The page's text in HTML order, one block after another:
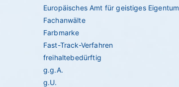
Europäisches Amt für geistiges Eigentum
Fachanwälte
Farbmarke
Fast-Track-Verfahren
freihaltebedürftig
g.g.A.
g.U.